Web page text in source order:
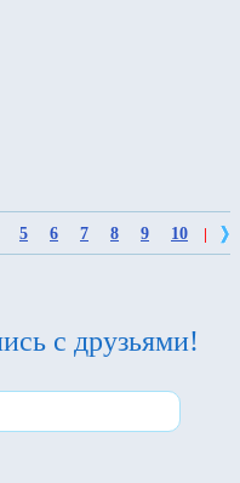
5 6 7 8 9 10
с друзьями!